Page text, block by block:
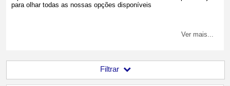
para olhar todas as nossas opções disponíveis
Ver mais...
Filtrar